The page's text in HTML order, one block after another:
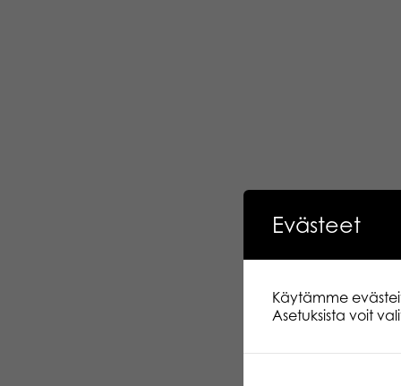
Evästeet
Käytämme
Asetuksista voit